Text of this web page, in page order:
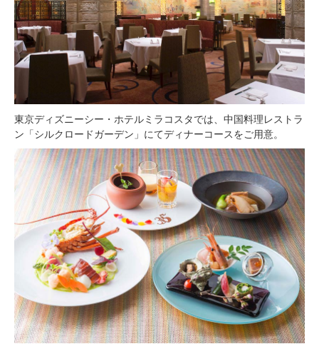
東京ディズニーシー・ホテルミラコスタでは、中国料理レストラ
ン「シルクロードガーデン」にてディナーコースをご用意。